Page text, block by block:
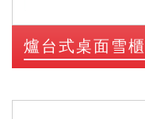
爐台式桌面雪櫃